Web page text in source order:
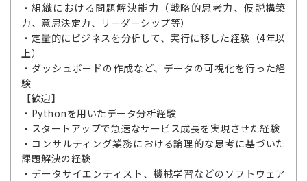
・組織における問題解決能力（戦略的思考力、仮説構築
力、意思決定力、リーダーシップ等）
・定量的にビジネスを分析して、実行に移した経験（4年以
上）
・ダッシュボードの作成など、データの可視化を行った経
験
【歓迎】
・Pythonを用いたデータ分析経験
・スタートアップで急速なサービス成長を実現させた経験
・コンサルティング業務における論理的な思考に基づいた
課題解決の経験
・データサイエンティスト、機械学習などのソフトウェア